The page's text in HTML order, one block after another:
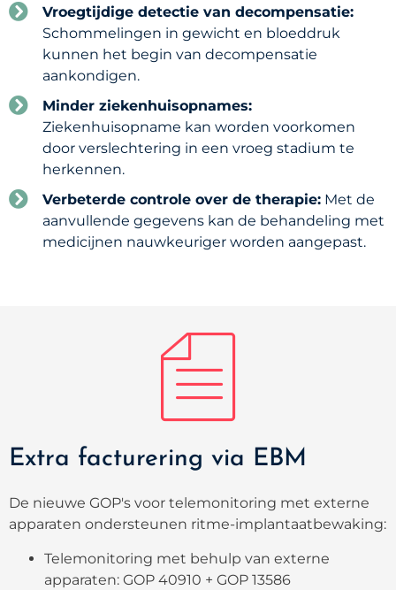
Vroegtijdige detectie van decompensatie:
Schommelingen in gewicht en bloeddruk
kunnen het begin van decompensatie
aankondigen.
Minder ziekenhuisopnames:
Ziekenhuisopname kan worden voorkomen
door verslechtering in een vroeg stadium te
herkennen.
Verbeterde controle over de therapie:Met de
aanvullende gegevens kan de behandeling met
medicijnen nauwkeuriger worden aangepast.
Extra facturering via EBM
De nieuwe GOP's voor telemonitoring met externe
apparaten ondersteunen ritme-implantaatbewaking:
Telemonitoring met behulp van externe
apparaten: GOP 40910 + GOP 13586